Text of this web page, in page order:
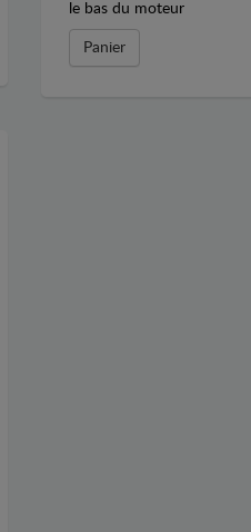
le bas du moteur
Panier